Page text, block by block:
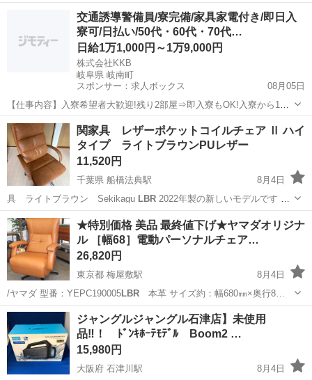
尼崎駅 小物
交通誘導警備員/寮完備/家具家電付き/即日入
寮可/日払い/50代・60代・70代…
日給1万1,000円～1万9,000円
株式会社KKB
岐阜県 岐南町
スポンサー：求人ボックス
08月05日
【仕事内容】入寮希望者大歓迎!残り2部屋⇒即入寮もOK!入寮から1ヶ
月間寮費無料 最大日給19,000円も可! <募集情報> 即入寮も可能です!
入寮希望者大歓迎 残り<3部屋>なのでご応募はお早めに! 入寮から1ヶ
月間は寮費も無...
アルバイト・パート
関家具 レザーポケットコイルチェア Ⅱ ハイ
タイプ ライトブラウンPUレザー
11,520円
千葉県 船橋法典駅
8月4日
具 ライトブラウン Sekikagu LBR2022年製の新しいモデルです 椅
子…
千葉 船橋市 船橋法典駅 オフィス用家具
★特別価格 美品 最終値下げ★ヤマダオリジナ
ル ［幅68］電動パーソナルチェア…
26,820円
東京都 梅屋敷駅
8月4日
/ヤマダ 型番：YEPC190005LBR本革 サイズ約：幅680㎜×奥行8…
東京 大田区 梅屋敷駅 ソファ 本革
ジャングルジャングル石津店】未使用
品‼！ ﾄﾞﾝｷﾎｰﾃﾓﾃﾞﾙ Boom2 …
15,980円
大阪府 石津川駅
8月4日